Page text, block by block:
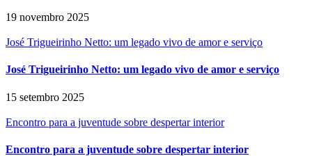
19 novembro 2025
José Trigueirinho Netto: um legado vivo de amor e serviço
José Trigueirinho Netto: um legado vivo de amor e serviço
15 setembro 2025
Encontro para a juventude sobre despertar interior
Encontro para a juventude sobre despertar interior